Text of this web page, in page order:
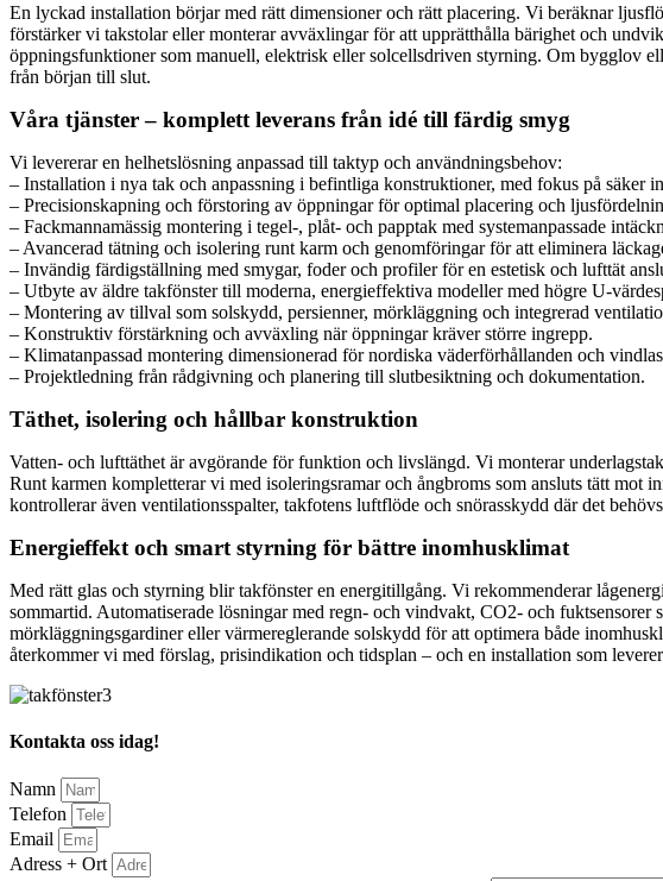
En lyckad installation börjar med rätt dimensioner och rätt placering. Vi beräknar
förstärker vi takstolar eller monterar avväxlingar för att upprätthålla bärighet och
öppningsfunktioner som manuell, elektrisk eller solcellsdriven styrning. Om bygglov
från början till slut.
Våra tjänster – komplett leverans från idé till färdig smyg
Vi levererar en helhetslösning anpassad till taktyp och användningsbehov:
– Installation i nya tak och anpassning i befintliga konstruktioner, med fokus på säker
– Precisionskapning och förstoring av öppningar för optimal placering och
– Fackmannamässig montering i tegel-, plåt- och papptak med systemanpassade
– Avancerad tätning och isolering runt karm och genomföringar för att eliminera
– Invändig färdigställning med smygar, foder och profiler för en estetisk och lufttät
– Utbyte av äldre takfönster till moderna, energieffektiva modeller med högre U-
– Montering av tillval som solskydd, persienner, mörkläggning och integrerad
– Konstruktiv förstärkning och avväxling när öppningar kräver större ingrepp.
– Klimatanpassad montering dimensionerad för nordiska väderförhållanden och
– Projektledning från rådgivning och planering till slutbesiktning och dokumentation.
Täthet, isolering och hållbar konstruktion
Vatten- och lufttäthet är avgörande för funktion och livslängd. Vi monterar
Runt karmen kompletterar vi med isoleringsramar och ångbroms som ansluts tätt
kontrollerar även ventilationsspalter, takfotens luftflöde och snörasskydd där det
Energieffekt och smart styrning för bättre inomhusklimat
Med rätt glas och styrning blir takfönster en energitillgång. Vi rekommenderar
sommartid. Automatiserade lösningar med regn- och vindvakt, CO2- och
mörkläggningsgardiner eller värmereglerande solskydd för att optimera både
återkommer vi med förslag, prisindikation och tidsplan – och en installation som
Kontakta oss idag!
Namn
Telefon
Email
Adress + Ort